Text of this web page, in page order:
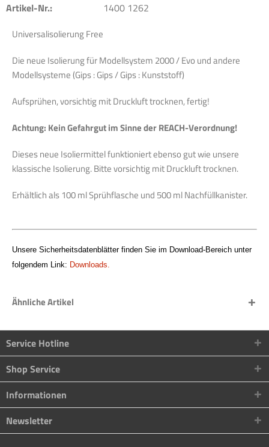
Artikel-Nr.: 1400 1262
Universalisolierung Free
Die neue Isolierung für Modellsystem 2000 / Evo und andere
Modellsysteme (Gips : Gips / Gips : Kunststoff)
Aufsprühen, vorsichtig mit Druckluft trocknen, fertig!
Achtung: Kein Gefahrgut im Sinne der REACH-Verordnung!
Dieses neue Isoliermittel funktioniert ebenso gut wie unsere
klassische Isolierung. Bitte vorsichtig mit Druckluft trocknen.
Erhältlich als 100 ml Sprühflasche und 500 ml Nachfüllkanister.
Unsere Sicherheitsdatenblätter finden Sie im Download-Bereich unter
folgendem Link: Downloads.
Ähnliche Artikel
Service Hotline
Shop Service
Informationen
Newsletter